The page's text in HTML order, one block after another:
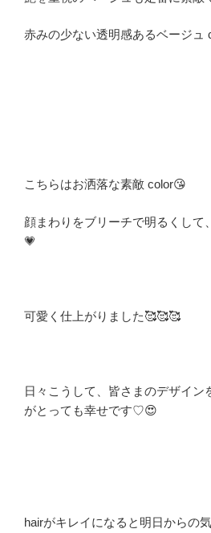
赤みの少ない透明感あるベージ
こちらはお洒落な素敵 color😘
顔まわりをブリーチで明るくして
💗
可愛く仕上がりました🥰🥰🥰
日々こうして、皆さまのデザイン
がとっても幸せです♡😍
hairがキレイになると明日から